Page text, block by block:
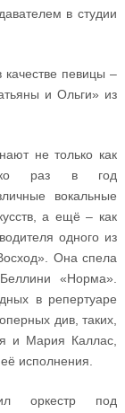
в студии
певицы –
и Ольги» из
не только как
раз в год
вокальные
а ещё – как
одного из
Она спела
«Норма».
в репертуаре
див, таких,
и Мария Каллас,
исполнения.
оркестр под